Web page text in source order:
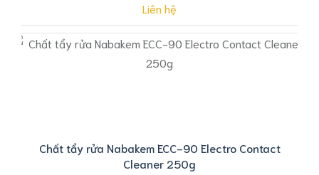
Liên hệ
Chất tẩy rửa Nabakem ECC-90 Electro Contact
Cleaner 250g